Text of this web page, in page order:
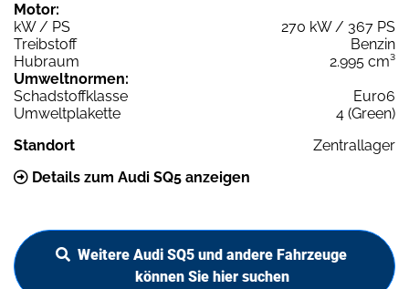
Motor:
kW / PS
270 kW / 367 PS
Treibstoff
Benzin
Hubraum
2.995 cm³
Umweltnormen:
Schadstoffklasse
Euro6
Umweltplakette
4 (Green)
Standort
Zentrallager
Details zum Audi SQ5 anzeigen
Weitere Audi SQ5 und andere Fahrzeuge
können Sie hier suchen